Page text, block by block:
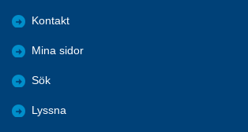
Kontakt
Mina sidor
Sök
Lyssna